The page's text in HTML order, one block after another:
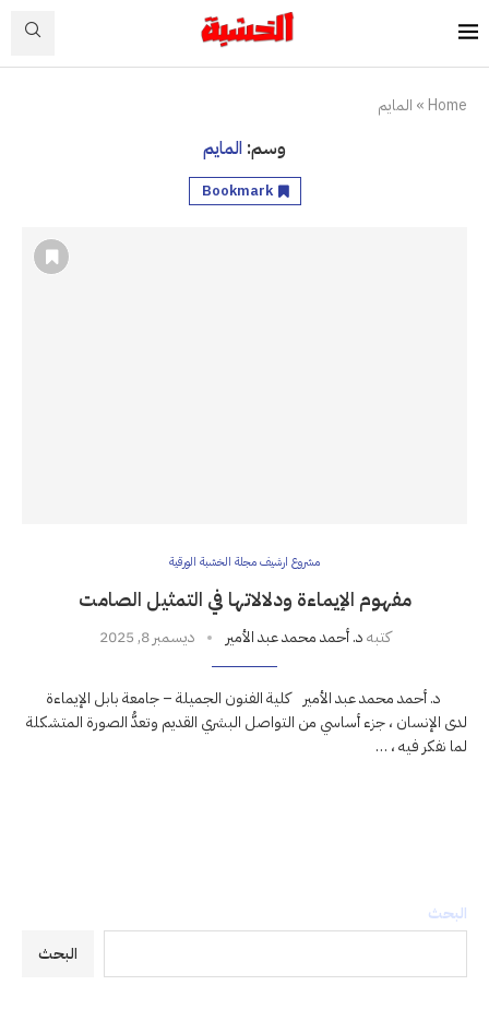
Home
» المايم
وسم: المايم
Bookmark
مشروع ارشيف مجلة الخشبة الورقية
مفهوم الإيماءة ودلالاتها في التمثيل الصامت
كتبهد. أحمد محمد عبد الأمير ديسمبر 8, 2025
د. أحمد محمد عبد الأمير كلية الفنون الجميلة – جامعة بابل الإيماءة
لدى الإنسان ، جزء أساسي من التواصل البشري القديم وتعدُّ الصورة المتشكلة
لما نفكر فيه ، …
البحث
البحث